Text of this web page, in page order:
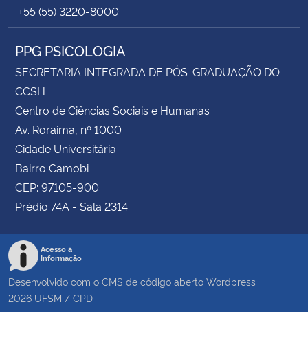
+55 (55) 3220-8000
PPG PSICOLOGIA
SECRETARIA INTEGRADA DE PÓS-GRADUAÇÃO DO
CCSH
Centro de Ciências Sociais e Humanas
Av. Roraima, nº 1000
Cidade Universitária
Bairro Camobi
CEP: 97105-900
Prédio 74A - Sala 2314
Acesso à
Informação
Desenvolvido com o CMS de código aberto Wordpress
2026 UFSM / CPD